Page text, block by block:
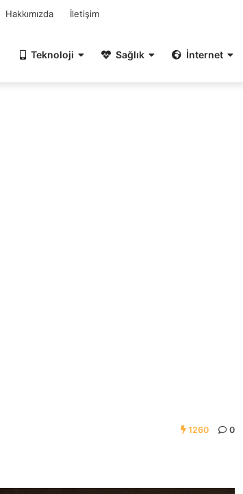
Hakkımızda İletişim
Teknoloji Sağlık İnternet
1260 0